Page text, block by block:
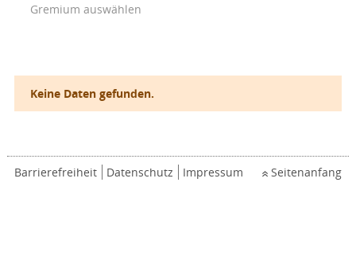
Gremium auswählen
Keine Daten gefunden.
Barrierefreiheit Datenschutz Impressum Seitenanfang